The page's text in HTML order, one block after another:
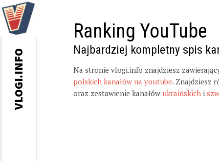
Ranking YouTube
Najbardziej kompletny spis
Na stronie vlogi.info znajdziesz
polskich kanałów na youtube. Znajdziesz
oraz zestawienie kanałów ukraińskich i
VLOGI.INFO